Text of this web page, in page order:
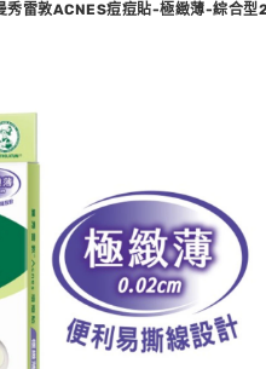
秀雷敦ACNES痘痘貼-極緻薄-綜合型